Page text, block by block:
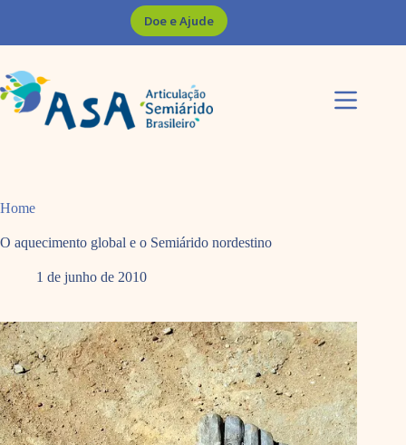
Doe e Ajude
Home
O aquecimento global e o Semiárido nordestino
1 de junho de 2010